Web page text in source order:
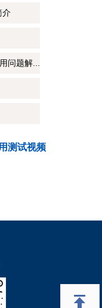
介
问题解...
测试视频